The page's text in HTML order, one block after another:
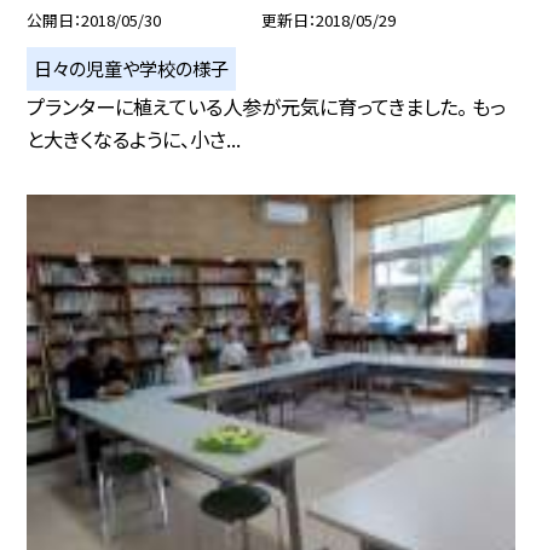
公開日 2018/05/30 更新日 2018/05/29
日々の児童や学校の様子
プランターに植えている人参が元気に育ってきました。 もっ
と大きくなるように、小さ...